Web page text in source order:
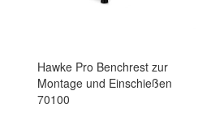
Hawke Pro Benchrest zur
Montage und Einschießen
70100